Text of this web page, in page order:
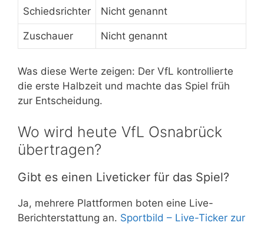
Schiedsrichter Nicht genannt
Zuschauer Nicht genannt
Was diese Werte zeigen: Der VfL kontrollierte
die erste Halbzeit und machte das Spiel früh
zur Entscheidung.
Wo wird heute VfL Osnabrück
übertragen?
Gibt es einen Liveticker für das Spiel?
Ja, mehrere Plattformen boten eine Live-
Berichterstattung an. Sportbild – Live-Ticker zur